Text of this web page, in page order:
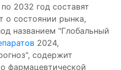
2032 год составят
о состоянии рынка,
названием "Глобальный
2024,
содержит
фармацевтической